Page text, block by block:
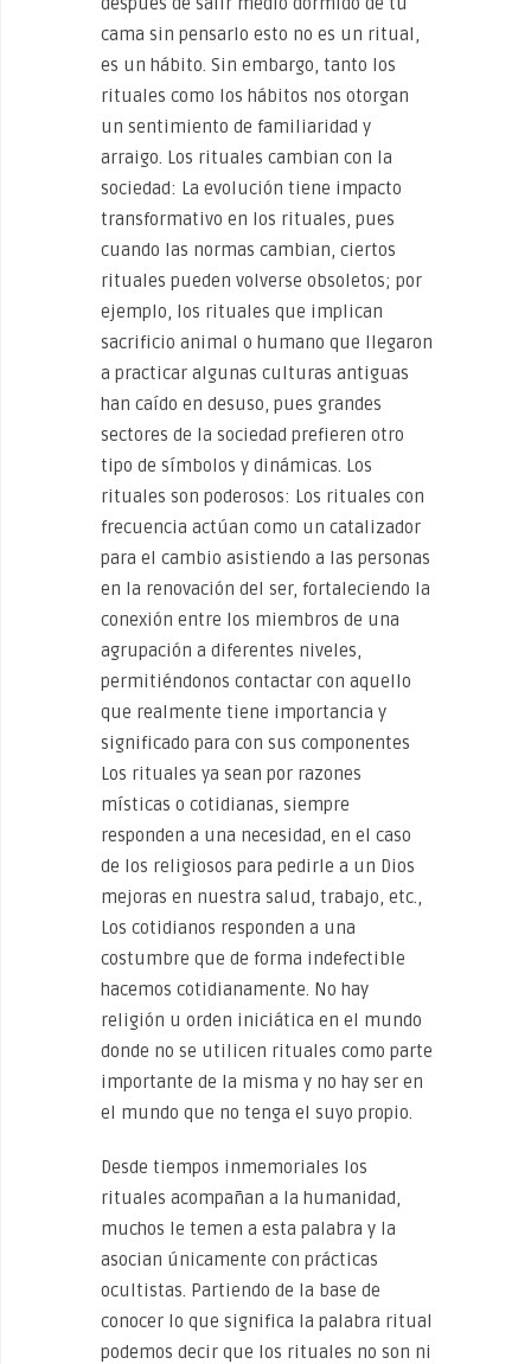
cama sin pensarlo esto no es un ritual,
es un hábito. Sin embargo, tanto los
rituales como los hábitos nos otorgan
un sentimiento de familiaridad y
arraigo. Los rituales cambian con la
sociedad: La evolución tiene impacto
transformativo en los rituales, pues
cuando las normas cambian, ciertos
rituales pueden volverse obsoletos; por
ejemplo, los rituales que implican
sacrificio animal o humano que llegaron
a practicar algunas culturas antiguas
han caído en desuso, pues grandes
sectores de la sociedad prefieren otro
tipo de símbolos y dinámicas. Los
rituales son poderosos: Los rituales con
frecuencia actúan como un catalizador
para el cambio asistiendo a las personas
en la renovación del ser, fortaleciendo la
conexión entre los miembros de una
agrupación a diferentes niveles,
permitiéndonos contactar con aquello
que realmente tiene importancia y
significado para con sus componentes
Los rituales ya sean por razones
místicas o cotidianas, siempre
responden a una necesidad, en el caso
de los religiosos para pedirle a un Dios
mejoras en nuestra salud, trabajo, etc.,
Los cotidianos responden a una
costumbre que de forma indefectible
hacemos cotidianamente. No hay
religión u orden iniciática en el mundo
donde no se utilicen rituales como parte
importante de la misma y no hay ser en
el mundo que no tenga el suyo propio.
Desde tiempos inmemoriales los
rituales acompañan a la humanidad,
muchos le temen a esta palabra y la
asocian únicamente con prácticas
ocultistas. Partiendo de la base de
conocer lo que significa la palabra ritual
podemos decir que los rituales no son ni